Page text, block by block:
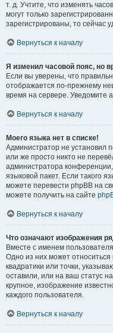
т. д. Учтите, что изменять
могут только
зарегистрированы, то сейчас
Вернуться к началу
Я изменил часовой пояс, но
Если вы уверены, что
отображается по-прежнему
время на сервере. Уведомите
Вернуться к началу
Моего языка нет в списке!
Администратор не установил
или же просто никто не
администратора
языковой пакет. Если такого
можете перевести phpBB на
можете получить на сайте
Вернуться к началу
Что означают изображения
Вместе с именем
Одно из них может
квадратики или точки,
оставили, или на ваш статус
крупное, изображение
каждого пользователя.
Вернуться к началу